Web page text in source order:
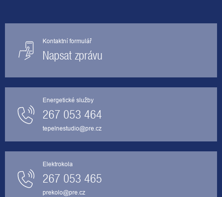
Kontaktní formulář
Napsat zprávu
Energetické služby
267 053 464
tepelnestudio@pre.cz
Elektrokola
267 053 465
prekolo@pre.cz